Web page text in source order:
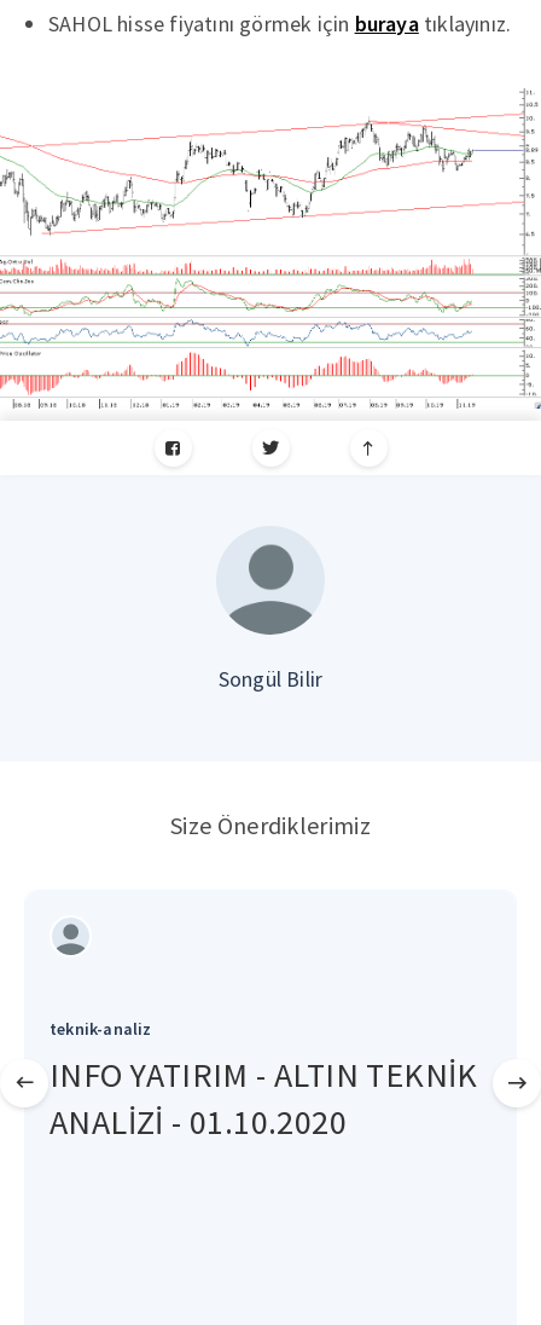
SAHOL hisse fiyatını görmek için burayatıklayınız.
Songül Bilir
Size Önerdiklerimiz
teknik-analiz
INFO YATIRIM - ALTIN TEKNİK
ANALİZİ - 01.10.2020